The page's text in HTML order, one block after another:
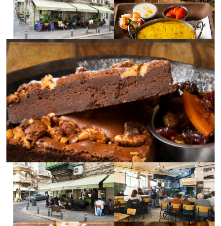
התמונה
בגדול
-
התמונה
בגדול
-
לפתיחת
התמונה
בגדול
-
לפתיחת
התמונה
בגדול
-
לפתיחת
התמונה
בגדול
-